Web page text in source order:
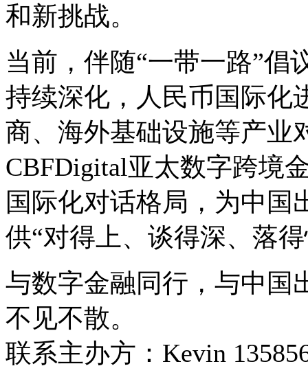
和新挑战。
当前，伴随“一带一路”倡
持续深化，人民币国际化
商、海外基础设施等产业
CBFDigital亚太数字跨境
国际化对话格局，为中国
供“对得上、谈得深、落
与数字金融同行，与中国
不见不散。
联系主办方：Kevin